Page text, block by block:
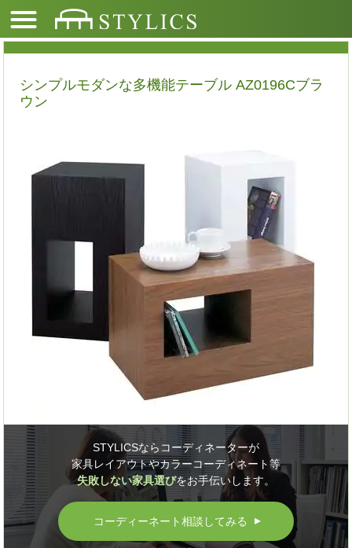
シンプルモダンな多機能テーブル AZ0196Cブラ
ウン
STYLICSならコーディネーターが
家具レイアウトやカラーコーディネート等
失敗しない家具選びをお手伝いします。
コーディーネート相談してみる ▲